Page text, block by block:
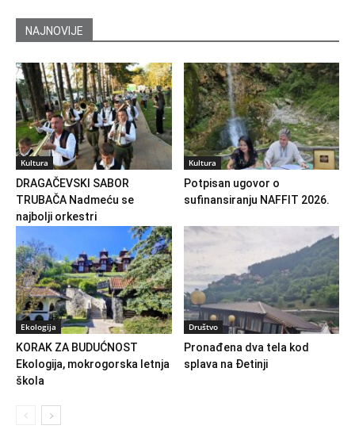
NAJNOVIJE
Kultura
DRAGAČEVSKI SABOR
TRUBAČA Nadmeću se
najbolji orkestri
Kultura
Potpisan ugovor o
sufinansiranju NAFFIT 2026.
Ekologija
KORAK ZA BUDUĆNOST
Ekologija, mokrogorska letnja
škola
Društvo
Pronađena dva tela kod
splava na Đetinji